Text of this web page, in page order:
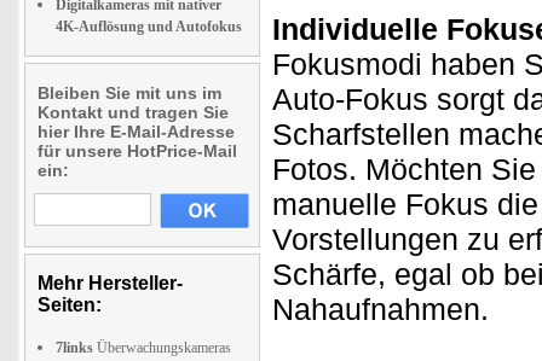
Digitalkameras mit nativer
4K-Auflösung und Autofokus
Bleiben Sie mit uns im
Kontakt und tragen Sie
hier Ihre E-Mail-Adresse
für unsere HotPrice-Mail
ein:
Mehr Hersteller-
Seiten:
7links Überwachungskameras
Individuelle
Fokusmodi haben
Auto-Fokus sorgt
Scharfstellen
Fotos. Möchten
manuelle Fokus
Vorstellungen zu
Schärfe, egal ob
Nahaufnahmen.